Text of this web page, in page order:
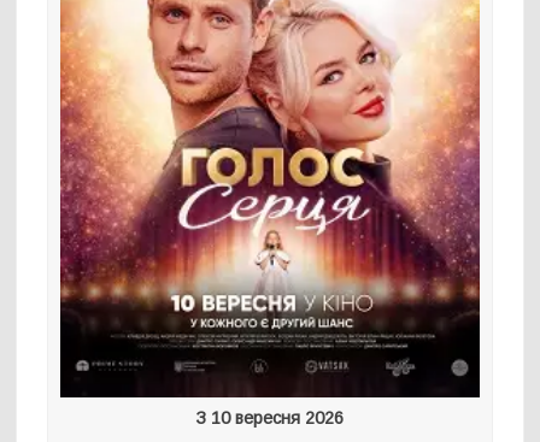
З 10 вересня 2026